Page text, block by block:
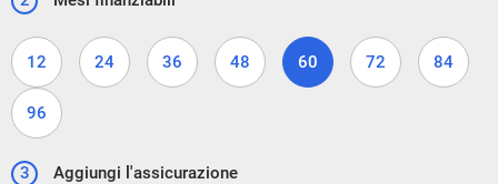
12 24 36 48 60 72 84
96
3
Aggiungi l'assicurazione